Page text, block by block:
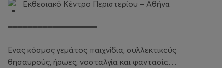
Εκθεσιακό Κέντρο Περιστερίου – Αθήνα
━━━━━━━━━━━━━━━━━━
Ένας κόσμος γεμάτος παιχνίδια, συλλεκτικούς
θησαυρούς, ήρωες, νοσταλγία και φαντασία…